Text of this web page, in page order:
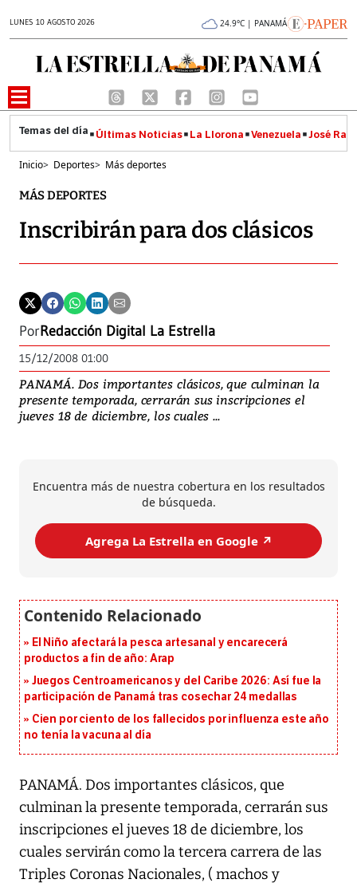
LUNES 10 AGOSTO 2026 24.9°C | PANAMÁ
Últimas Noticias La Llorona Venezuela José
Inicio> Deportes> Más deportes
MÁS DEPORTES
Inscribirán para dos clásicos
PorRedacción Digital La Estrella
15/12/2008 01:00
PANAMÁ. Dos importantes clásicos, que culminan la
presente temporada, cerrarán sus inscripciones el
jueves 18 de diciembre, los cuales ...
Encuentra más de nuestra cobertura en los resultados
de búsqueda.
Agrega La Estrella en Google ↗️
El Niño afectará la pesca artesanal y encarecerá
productos a fin de año: Arap
Juegos Centroamericanos y del Caribe 2026: Así fue la
participación de Panamá tras cosechar 24 medallas
Cien por ciento de los fallecidos por influenza este año
no tenía la vacuna al día
PANAMÁ. Dos importantes clásicos, que
culminan la presente temporada, cerrarán sus
inscripciones el jueves 18 de diciembre, los
cuales servirán como la tercera carrera de las
Triples Coronas Nacionales, ( machos y